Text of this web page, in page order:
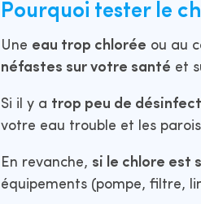
Pourquoi tester le
Une eau trop chlorée ou au
néfastes sur votre santé et
Si il y a trop peu de
votre eau trouble et les
En revanche, si le chlore est
équipements (pompe, filtre,